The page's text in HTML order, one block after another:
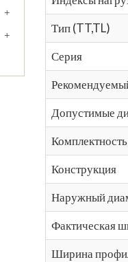
Тип (TT,TL)
Серия
Допустимые
Комплектность
Конструкция
Наружный
Фактическая
Ширина